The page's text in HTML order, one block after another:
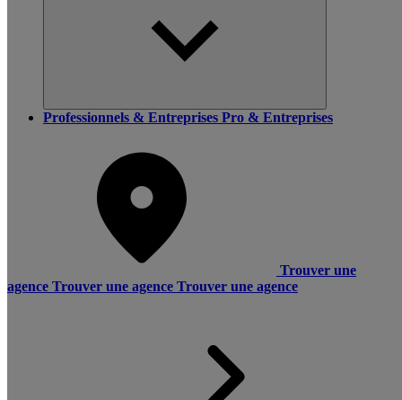
Professionnels & Entreprises Pro & Entreprises
Trouver une
agence Trouver une agence Trouver une agence